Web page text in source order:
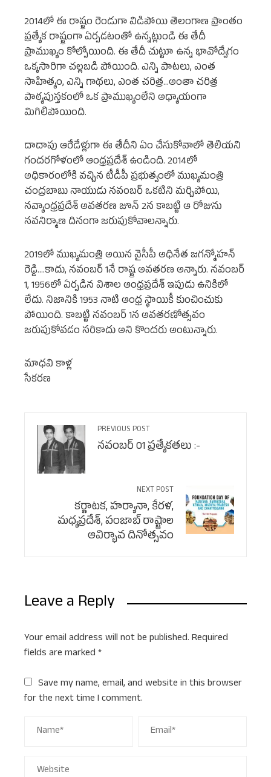
2014లో ఈ రాష్ట్రం రెండుగా విడిపోయి తెలంగాణ ప్రాంతం
ప్రత్యేక రాష్ట్రంగా ఏర్పడటంతో ఉన్నట్లుండి ఈ తేదీ
ప్రాముఖ్యం కోల్పోయింది. ఈ తేదీ చుట్టూ ఉన్న భావోద్వేగం
ఒక్కసారిగా చల్లబడి పోయింది. ఎన్ని పాటలు, ఎంత
సాహిత్యం, ఎన్ని గాథలు, ఎంత చరిత్ర…అంతా చరిత్ర
పాఠ్యపుస్తకంలో ఒక ప్రాముఖ్యంలేని అధ్యాయంగా
మిగిలిపోయింది.
దాదాపు ఆరేడేళ్లుగా ఈ తేదీని ఏం చేసుకోవాలో తెలియని
గందరగోళంలో ఆంధ్రప్రదేశ్ ఉండింది. 2014లో
అధికారంలోకి వచ్చిన టీడీపీ ప్రభుత్వంలో ముఖ్యమంత్రి
చంద్రబాబు నాయుడు నవంబర్ ఒకటిని మర్చిపోయి,
నవ్యాంధ్రప్రదేశ్ అవతరణ జూన్ 2న కాబట్టి ఆ రోజును
నవనిర్మాణ దినంగా జరుపుకోవాలన్నారు.
2019లో ముఖ్యమంత్రి అయిన వైసీపీ అధినేత జగన్మోహన్
రెడ్డి….కాదు, నవంబర్ 1నే రాష్ట్ర అవతరణ అన్నారు. నవంబర్
1, 1956లో ఏర్పడిన విశాల ఆంధ్రప్రదేశ్ ఇపుడు ఉనికిలో
లేదు. నిజానికి 1953 నాటి ఆంధ్ర స్థాయికీ కుంచించుకు
పోయింది. కాబట్టి నవంబర్ 1న అవతరణోత్సవం
జరుపుకోవడం సరికాదు అని కొందరు అంటున్నారు.
మాధవి కాళ్ల
సేకరణ
PREVIOUS POST
నవంబర్ 01 ప్రత్యేకతలు :⁠-
NEXT POST
కర్ణాటక, హర్యానా, కేరళ,
మధ్యప్రదేశ్, పంజాబ్ రాష్ట్రాల
ఆవిర్భావ దినోత్సవం
Leave a Reply
Your email address will not be published. Required
fields are marked *
Save my name, email, and website in this browser
for the next time I comment.